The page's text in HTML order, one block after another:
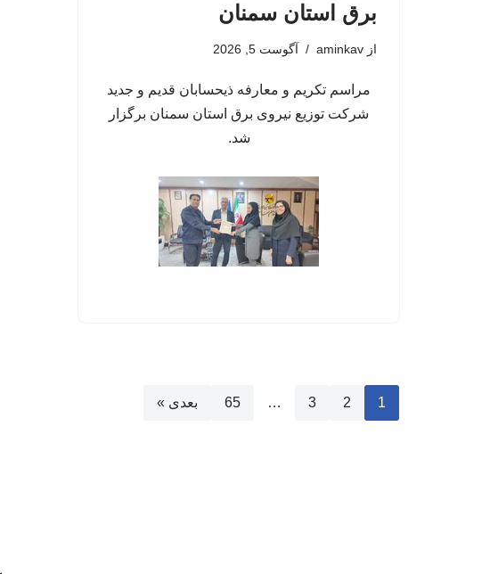
برق استان سمنان
از aminkav آگوست 5, 2026
مراسم تکریم و معارفه ذیحسابان قدیم و جدید
شرکت توزیع نیروی برق استان سمنان برگزار
شد.
1
2
3
…
65 بعدی »